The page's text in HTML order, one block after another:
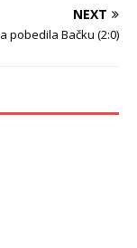
NEXT
pobedila Bačku (2:0)